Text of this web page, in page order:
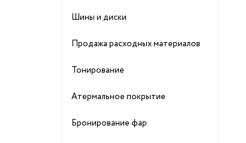
Шины и диски
Продажа расходных материалов
Тонирование
Атермальное покрытие
Бронирование фар